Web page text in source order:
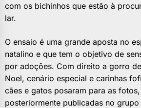
com os bichinhos que estão à
lar.
O ensaio é uma grande aposta no
natalino e que tem o objetivo de
por adoções. Com direito a gorro
Noel, cenário especial e carinhas
cães e gatos posaram para as fotos,
posteriormente publicadas no grupo